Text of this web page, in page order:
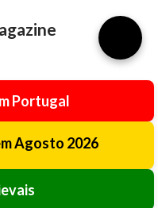
Portugal
Agosto 2026